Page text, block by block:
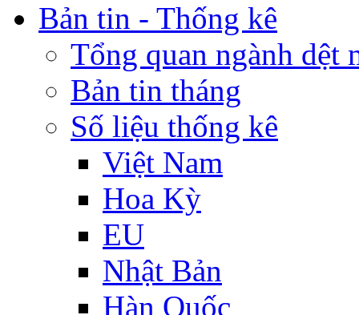
Bản tin - Thống kê
Tổng quan ngành dệt
Bản tin tháng
Số liệu thống kê
Việt Nam
Hoa Kỳ
EU
Nhật Bản
Hàn Quốc